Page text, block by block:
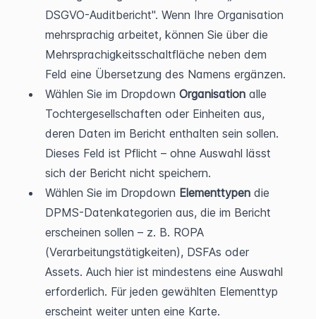
DSGVO-Auditbericht". Wenn Ihre Organisation
mehrsprachig arbeitet, können Sie über die
Mehrsprachigkeitsschaltfläche neben dem
Feld eine Übersetzung des Namens ergänzen.
Wählen Sie im Dropdown Organisation alle
Tochtergesellschaften oder Einheiten aus,
deren Daten im Bericht enthalten sein sollen.
Dieses Feld ist Pflicht – ohne Auswahl lässt
sich der Bericht nicht speichern.
Wählen Sie im Dropdown Elementtypen die
DPMS-Datenkategorien aus, die im Bericht
erscheinen sollen – z. B. ROPA
(Verarbeitungstätigkeiten), DSFAs oder
Assets. Auch hier ist mindestens eine Auswahl
erforderlich. Für jeden gewählten Elementtyp
erscheint weiter unten eine Karte.